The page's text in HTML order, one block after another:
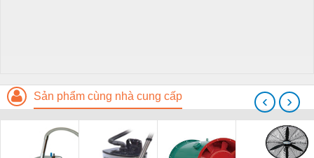
Sản phẩm cùng nhà cung cấp ‹ ›